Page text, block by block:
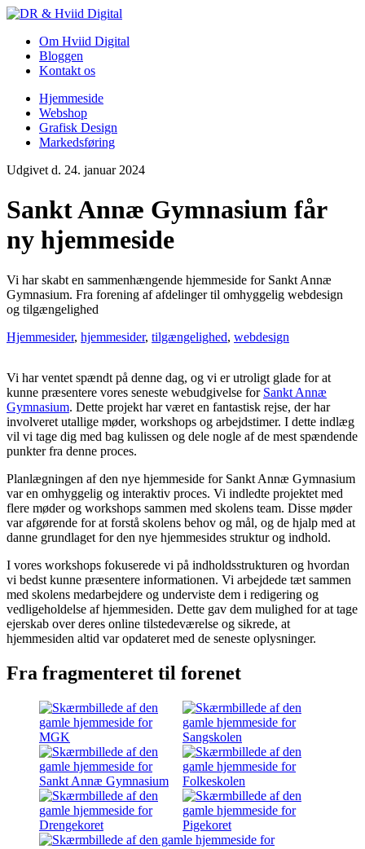
Gå
indholdOm Hviid Digital
Bloggen
Kontakt os
Hjemmeside
Webshop
Grafisk Design
Markedsføring
Udgivet d. 24. januar 2024
Sankt Annæ Gymnasium får
ny hjemmeside
Vi har skabt en sammenhængende hjemmeside for Sankt Annæ
Gymnasium. Fra forening af afdelinger til omhyggelig webdesign
og tilgængelighed
Hjemmesider, hjemmesider, tilgængelighed, webdesign
Vi har ventet spændt på denne dag, og vi er utroligt glade for at
kunne præsentere vores seneste webudgivelse for Sankt Annæ
Gymnasium. Dette projekt har været en fantastisk rejse, der har
involveret utallige møder, workshops og arbejdstimer. I dette indlæg
vil vi tage dig med bag kulissen og dele nogle af de mest spændende
punkter fra denne proces.
Planlægningen af den nye hjemmeside for Sankt Annæ Gymnasium
var en omhyggelig og interaktiv proces. Vi indledte projektet med
flere møder og workshops sammen med skolens team. Disse møder
var afgørende for at forstå skolens behov og mål, og de hjalp med at
danne grundlaget for den nye hjemmesides struktur og indhold.
I vores workshops fokuserede vi på indholdsstrukturen og hvordan
vi bedst kunne præsentere informationen. Vi arbejdede tæt sammen
med skolens medarbejdere og underviste dem i redigering og
vedligeholdelse af hjemmesiden. Dette gav dem mulighed for at tage
ejerskab over deres online tilstedeværelse og sikrede, at
hjemmesiden altid var opdateret med de seneste oplysninger.
Fra fragmenteret til forenet